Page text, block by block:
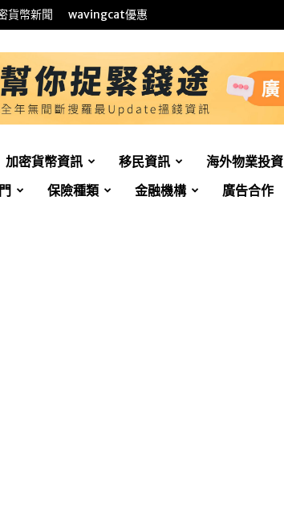
貨幣新聞 wavingcat優惠
加密貨幣資訊 移民資訊
海外物業投資
保險種類 金融機構 廣告合作